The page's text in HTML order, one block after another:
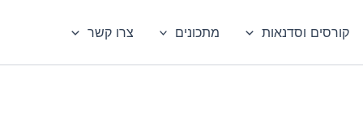
קורסים וסדנאות מתכונים צרו קשר